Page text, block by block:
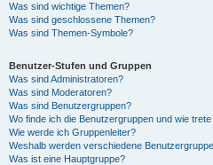
Was sind wichtige Themen?
Was sind geschlossene Themen?
Was sind Themen-Symbole?
Benutzer-Stufen und Gruppen
Was sind Administratoren?
Was sind Moderatoren?
Was sind Benutzergruppen?
Wo finde ich die Benutzergruppen und wie
Wie werde ich Gruppenleiter?
Weshalb werden verschiedene
Was ist eine Hauptgruppe?